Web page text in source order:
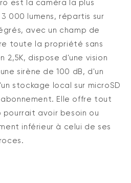
est la caméra la plus
000 lumens, répartis sur
avec un champ de
toute la propriété sans
2,5K, dispose d'une vision
sirène de 100 dB, d'un
stockage local sur microSD
Elle offre tout
avoir besoin ou
inférieur à celui de ses